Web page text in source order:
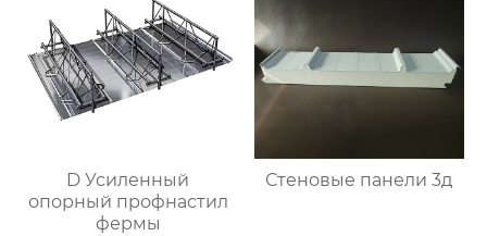
D Усиленный
опорный профнастил
фермы
Стеновые панели 3д